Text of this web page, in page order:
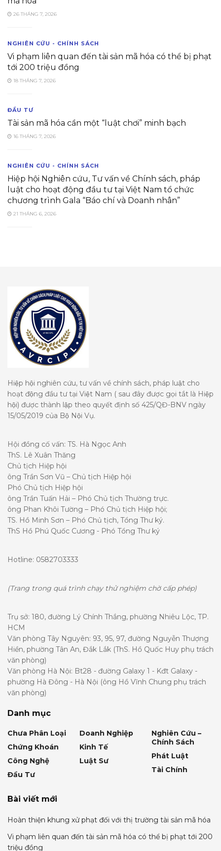
26 THÁNG 7, 2026
NGHIÊN CỨU - CHÍNH SÁCH
Vi phạm liên quan đến tài sản mã hóa có thể bị phạt
tới 200 triệu đồng
18 THÁNG 7, 2026
ĐẦU TƯ
Tài sản mã hóa cần một “luật chơi” minh bạch
16 THÁNG 7, 2026
NGHIÊN CỨU - CHÍNH SÁCH
Hiệp hội Nghiên cứu, Tư vấn về Chính sách, pháp
luật cho hoạt động đầu tư tại Việt Nam tổ chức
chương trình Gala “Báo chí và Doanh nhân”
21 THÁNG 6, 2026
Hiệp hội nghiên cứu, tư vấn về chính sách, pháp luật cho
hoạt động đầu tư tại Việt Nam ( sau đây được gọi tắt là Hiệp
hội) được thành lập theo quyết định số 425/QĐ-BNV ngày
15/05/2019 của Bộ Nội Vụ.
Hội đồng cố vấn: TS. Hà Ngọc Anh
ThS. Lê Xuân Thăng
Chủ tịch Hiệp hội
ông Trần Sơn Vũ – Chủ tịch Hiệp hội
Phó Chủ tịch Hiệp hội
ông Trần Tuấn Hải – Phó Chủ tịch Thường trực.
ông Phan Khôi Tường – Phó Chủ tịch Hiệp hội;
TS. Hồ Minh Sơn – Phó Chủ tịch, Tổng Thư ký.
ThS Hồ Phú Quốc Cương - Phó Tổng Thư ký
Hotline: 0582703333
(Trang trong quá trình chạy thử nghiệm chờ cấp phép)
Trụ sở: 180, đường Lý Chính Thắng, phường Nhiêu Lộc, TP.
HCM
Văn phòng Tây Nguyên: 93, 95, 97, đường Nguyễn Thượng
Hiền, phường Tân An, Đắk Lắk (ThS. Hồ Quốc Huy phụ trách
văn phòng)
Văn phòng Hà Nội: Bt28 - đường Galaxy 1 - Kđt Galaxy -
phường Hà Đông - Hà Nội (ông Hồ Vĩnh Chung phụ trách
văn phòng)
Danh mục
Chưa Phân Loại
Chứng Khoán
Công Nghệ
Đầu Tư
Doanh Nghiệp
Kinh Tế
Luật Sư
Nghiên Cứu –
Chính Sách
Phát Luật
Tài Chính
Bài viết mới
Hoàn thiện khung xử phạt đối với thị trường tài sản mã hóa
Vi phạm liên quan đến tài sản mã hóa có thể bị phạt tới 200
triệu đồng